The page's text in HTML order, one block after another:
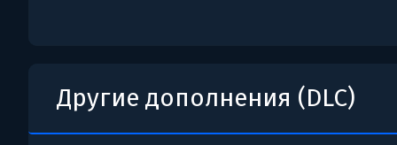
Другие дополнения (DLC)